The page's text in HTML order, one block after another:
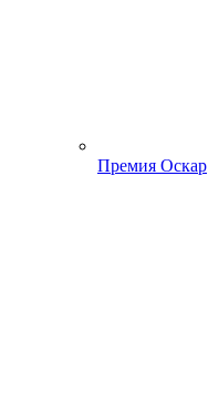
Премия Оскар